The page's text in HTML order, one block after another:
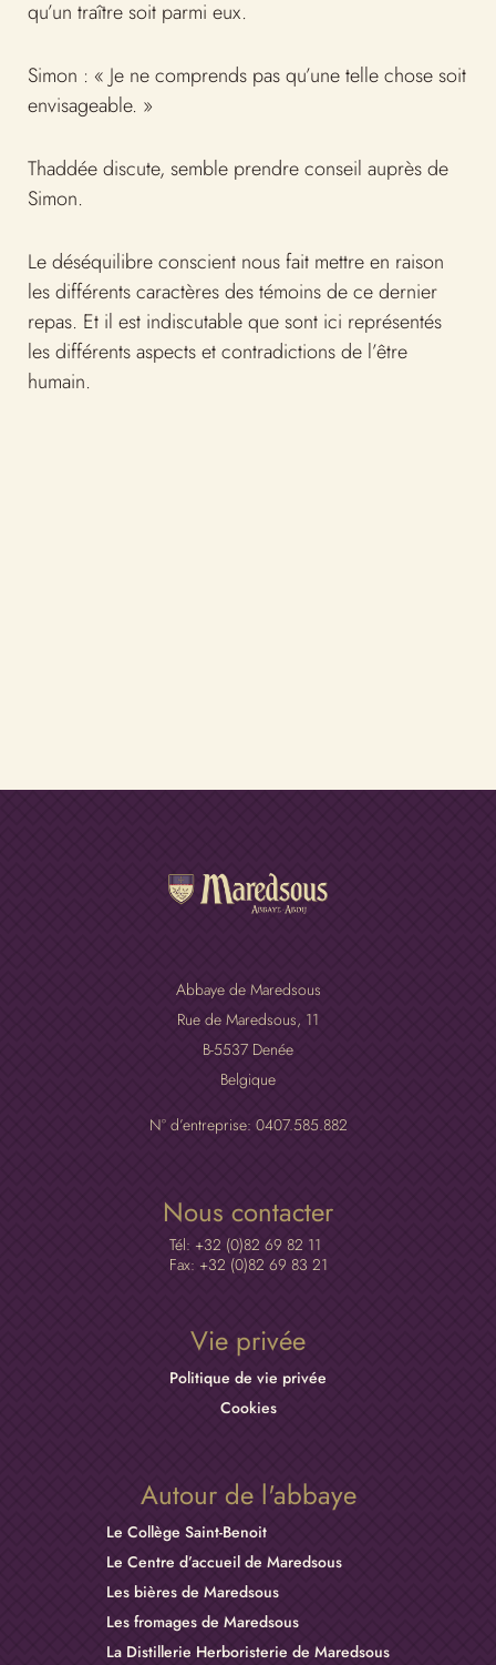
qu’un traître soit parmi eux.
Simon : « Je ne comprends pas qu’une telle chose soit
envisageable. »
Thaddée discute, semble prendre conseil auprès de
Simon.
Le déséquilibre conscient nous fait mettre en raison
les différents caractères des témoins de ce dernier
repas. Et il est indiscutable que sont ici représentés
les différents aspects et contradictions de l’être
humain.
Abbaye de Maredsous
Rue de Maredsous, 11
B-5537 Denée
Belgique
N° d’entreprise: 0407.585.882
Nous contacter
Tél: +32 (0)82 69 82 11
Fax: +32 (0)82 69 83 21
Vie privée
Politique de vie privée
Cookies
Autour de l'abbaye
Le Collège Saint-Benoit
Le Centre d’accueil de Maredsous
Les bières de Maredsous
Les fromages de Maredsous
La Distillerie Herboristerie de Maredsous